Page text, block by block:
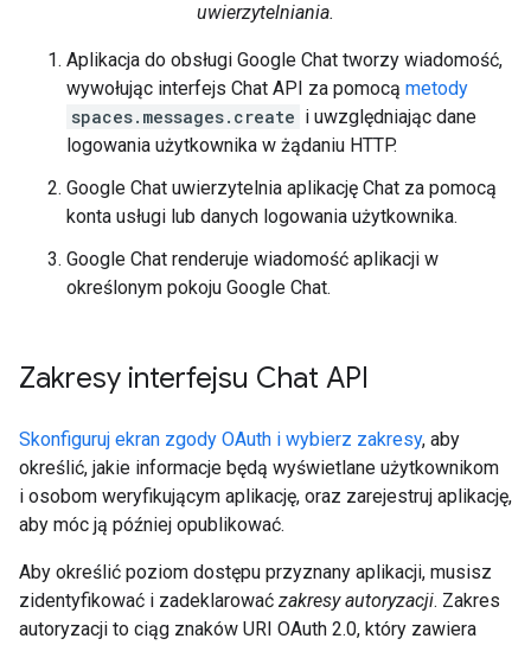
uwierzytelniania.
Aplikacja do obsługi Google Chat tworzy wiadomość,
wywołując interfejs Chat API za pomocą metody
spaces.messages.create i uwzględniając dane
logowania użytkownika w żądaniu HTTP.
Google Chat uwierzytelnia aplikację Chat za pomocą
konta usługi lub danych logowania użytkownika.
Google Chat renderuje wiadomość aplikacji w
określonym pokoju Google Chat.
Zakresy interfejsu Chat API
Skonfiguruj ekran zgody OAuth i wybierz zakresy, aby
określić, jakie informacje będą wyświetlane użytkownikom
i osobom weryfikującym aplikację, oraz zarejestruj aplikację,
aby móc ją później opublikować.
Aby określić poziom dostępu przyznany aplikacji, musisz
zidentyfikować i zadeklarować zakresy autoryzacji. Zakres
autoryzacji to ciąg znaków URI OAuth 2.0, który zawiera